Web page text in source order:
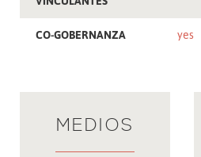
CO-GOBERNANZA yes
MEDIOS